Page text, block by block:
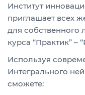
Институт
приглашает всех
для собственного
курса “Практик” –
Используя
Интегрального
сможете: